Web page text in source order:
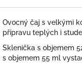
Ovocný čaj s velkými
přípravu teplých i
Sklenička s objemem
s objemem 55 ml